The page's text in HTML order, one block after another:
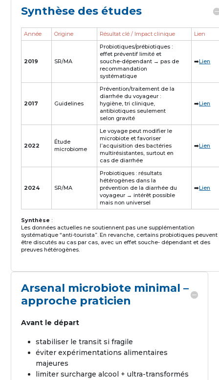
Synthèse des études
Année Origine Résultat clé / Impact clinique Lien
2019 SR/MA
Probiotiques/prébiotiques :
effet préventif limité et
souche-dépendant → pas de
recommandation
systématique
➡️Lien
2017 Guidelines
Prévention/traitement de la
diarrhée du voyageur :
hygiène, tri clinique,
antibiotiques seulement
selon gravité
➡️Lien
2022
Étude
microbiome
Le voyage peut modifier le
microbiote et favoriser
l’acquisition des bactéries
multirésistantes, surtout en
cas de diarrhée
➡️Lien
2024 SR/MA
Probiotiques : résultats
hétérogènes dans la
prévention de la diarrhée du
voyageur → intérêt possible
mais non universel
➡️Lien
Synthèse :
Les données actuelles ne soutiennent pas une supplémentation
systématique “anti-tourista”. En revanche, certains probiotiques peuvent
être discutés au cas par cas, avec un effet souche- dépendant et des
preuves hétérogènes.
Arsenal microbiote minimal –
approche praticien
Avant le départ
stabiliser le transit si fragile
éviter expérimentations alimentaires
majeures
limiter surcharge alcool + ultra-transformés